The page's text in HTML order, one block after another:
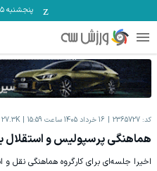
پنجشنبه ۱۵ مرداد
کد: 2365727 16 خرداد 1405 ساعت 15:59 27.3K
هماهنگی پرسپولیس و استقلال
اخیرا جلسه‌ای برای کارگروه هماهنگی نقل و